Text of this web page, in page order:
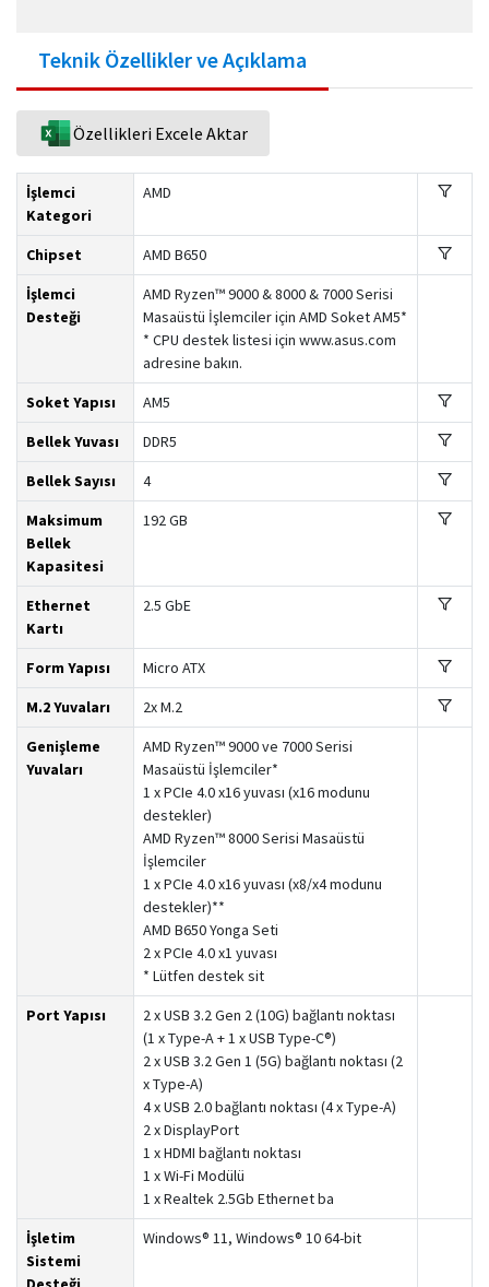
Teknik Özellikler ve Açıklama
Özellikleri Excele Aktar
İşlemci
Kategori
AMD
Chipset
AMD B650
İşlemci
Desteği
AMD Ryzen™ 9000 & 8000 & 7000 Serisi
Masaüstü İşlemciler için AMD Soket AM5*
* CPU destek listesi için www.asus.com
adresine bakın.
Soket Yapısı
AM5
Bellek Yuvası
DDR5
Bellek Sayısı
4
Maksimum
Bellek
Kapasitesi
192 GB
Ethernet
Kartı
2.5 GbE
Form Yapısı
Micro ATX
M.2 Yuvaları
2x M.2
Genişleme
Yuvaları
AMD Ryzen™ 9000 ve 7000 Serisi
Masaüstü İşlemciler*
1 x PCIe 4.0 x16 yuvası (x16 modunu
destekler)
AMD Ryzen™ 8000 Serisi Masaüstü
İşlemciler
1 x PCIe 4.0 x16 yuvası (x8/x4 modunu
destekler)**
AMD B650 Yonga Seti
2 x PCIe 4.0 x1 yuvası
* Lütfen destek sit
Port Yapısı
2 x USB 3.2 Gen 2 (10G) bağlantı noktası
(1 x Type-A + 1 x USB Type-C®)
2 x USB 3.2 Gen 1 (5G) bağlantı noktası (2
x Type-A)
4 x USB 2.0 bağlantı noktası (4 x Type-A)
2 x DisplayPort
1 x HDMI bağlantı noktası
1 x Wi-Fi Modülü
1 x Realtek 2.5Gb Ethernet ba
İşletim
Sistemi
Windows® 11, Windows® 10 64-bit